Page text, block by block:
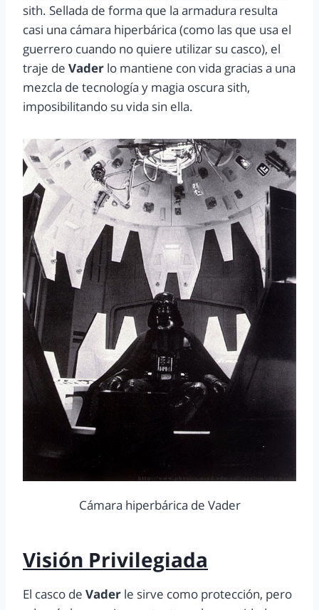
sith. Sellada de forma que la armadura resulta
casi una cámara hiperbárica (como las que usa el
guerrero cuando no quiere utilizar su casco), el
traje de Vader lo mantiene con vida gracias a una
mezcla de tecnología y magia oscura sith,
imposibilitando su vida sin ella.
Cámara hiperbárica de Vader
Visión Privilegiada
El casco de Vader le sirve como protección, pero